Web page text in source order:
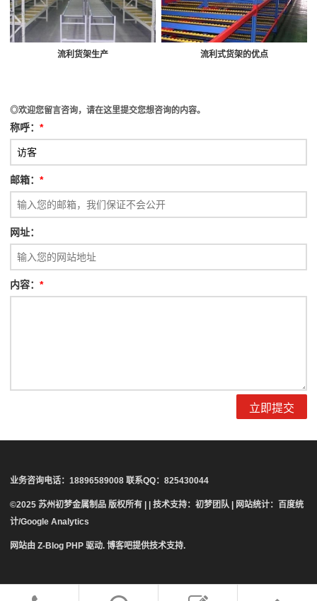
流利货架生产 流利式货架的优点
◎欢迎您留言咨询，请在这里提交您想咨询的内容。
称呼： *
邮箱： *
网址：
内容： *
业务咨询电话：18896589008 联系QQ：825430044
©2025 苏州初梦金属制品 版权所有 | | 技术支持：初梦团队 | 网站统计：百度统
计/Google Analytics
网站由 Z-Blog PHP 驱动. 博客吧提供技术支持.